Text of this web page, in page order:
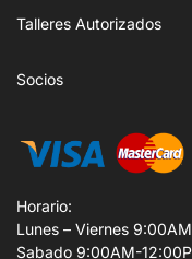
Talleres Autorizados
Socios
Horario:
Lunes – Viernes
Sabado 9:00AM-